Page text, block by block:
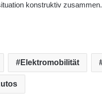
konstruktiv zusammen.
Elektromobilität